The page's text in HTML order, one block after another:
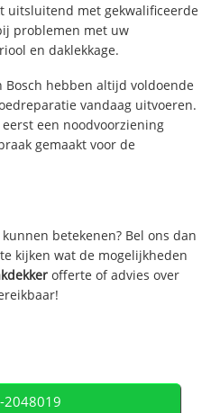
uitsluitend met gekwalificeerde
problemen met uw
en daklekkage.
Bosch hebben altijd voldoende
vandaag uitvoeren.
een noodvoorziening
gemaakt voor de
betekenen? Bel ons dan
kijken wat de mogelijkheden
offerte of advies over
2048019